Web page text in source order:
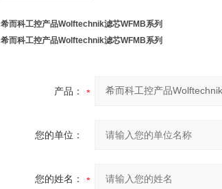
希而科工控产品Wolftechnik滤芯WFMB系列
希而科工控产品Wolftechnik滤芯WFMB系列
产品：
您的单位：
您的姓名：